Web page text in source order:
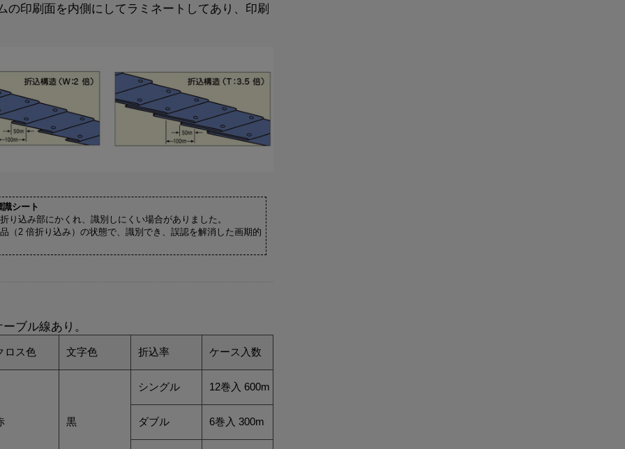
印刷面を内側にしてラミネートしてあり、印刷
シート
込み部にかくれ、識別しにくい場合がありました。
（2 倍折り込み）の状態で、識別でき、誤認を解消した画期的
ブル線あり。
ロス色 文字色 折込率 ケース入数
黒
シングル 12巻入 600m
ダブル 6巻入 300m